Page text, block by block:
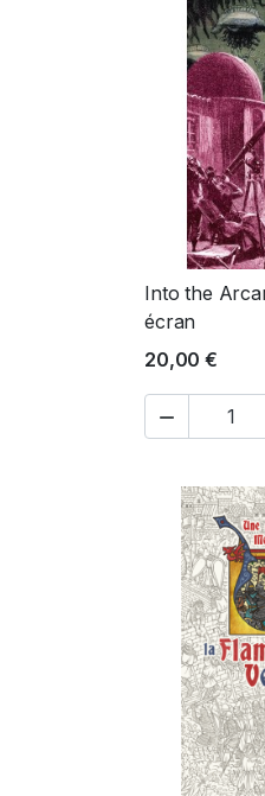

Into the
écran
20,00 €
